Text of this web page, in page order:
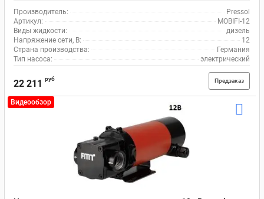
Производитель:
Pressol
Артикул:
MOBIFI-12
Виды жидкости:
дизель
Напряжение сети, В:
12
Страна производства:
Германия
Тип насоса:
электрический
22 211 руб Предзаказ
Видеообзор